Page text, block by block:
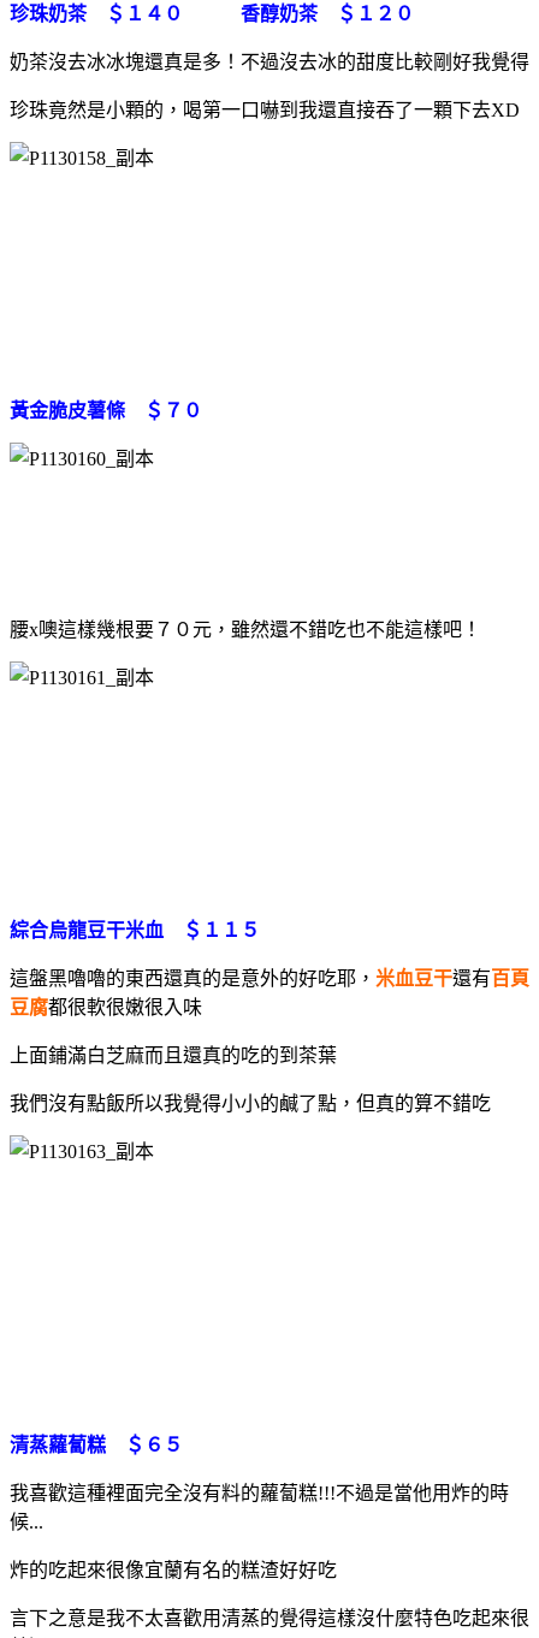
珍珠奶茶 ＄１４０ 香醇奶茶 ＄１２０
奶茶沒去冰冰塊還真是多！不過沒去冰的甜度比較剛好我覺得
珍珠竟然是小顆的，喝第一口嚇到我還直接吞了一顆下去XD
黃金脆皮薯條 ＄７０
腰x噢這樣幾根要７０元，雖然還不錯吃也不能這樣吧！
綜合烏龍豆干米血 ＄１１５
這盤黑嚕嚕的東西還真的是意外的好吃耶， 米血豆干還有百頁
豆腐都很軟很嫩很入味
上面鋪滿白芝麻而且還真的吃的到茶葉
我們沒有點飯所以我覺得小小的鹹了點，但真的算不錯吃
清蒸蘿蔔糕 ＄６５
我喜歡這種裡面完全沒有料的蘿蔔糕!!!不過是當他用炸的時
候...
炸的吃起來很像宜蘭有名的糕渣好好吃
言下之意是我不太喜歡用清蒸的覺得這樣沒什麼特色吃起來很